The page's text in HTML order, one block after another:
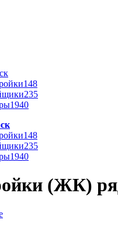
148
235
1940
148
235
1940
(ЖК)